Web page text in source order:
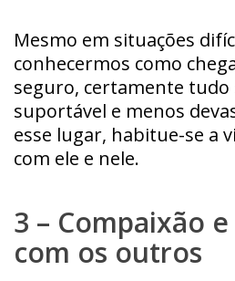
Mesmo em situações
conhecermos como
seguro, certamente tudo
suportável e menos
esse lugar, habitue-se a
com ele e nele.
3 – Compaixão
com os outros